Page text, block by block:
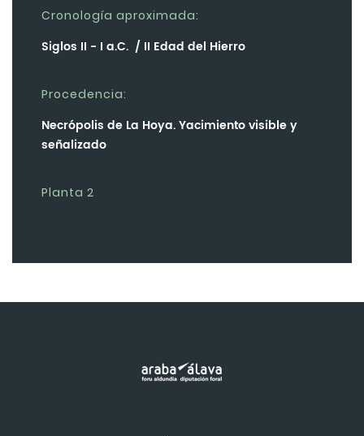
Cronología aproximada:
Siglos II - I a.C. / II Edad del Hierro
Procedencia:
Necrópolis de La Hoya. Yacimiento visible y
señalizado
Planta 2